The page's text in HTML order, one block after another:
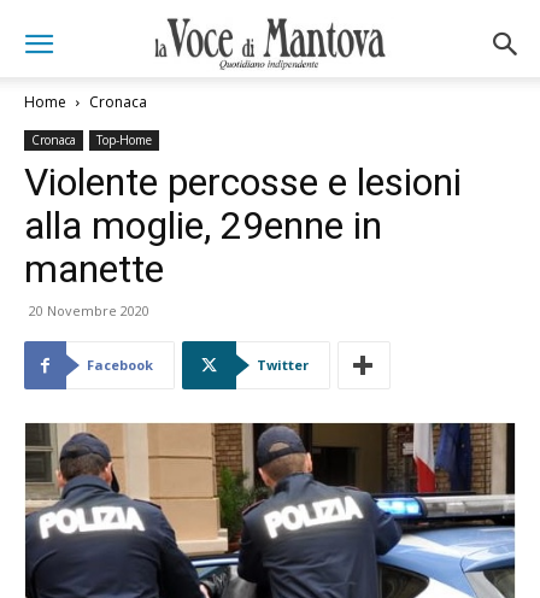
Home Cronaca
Cronaca Top-Home
Violente percosse e lesioni
alla moglie, 29enne in
manette
20 Novembre 2020
Facebook Twitter